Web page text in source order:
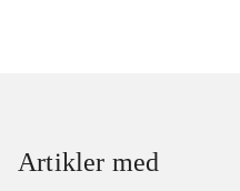
Artikler med